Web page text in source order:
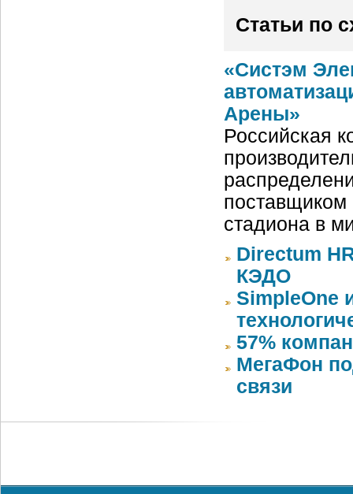
Статьи по
«Систэм
Арены»
Российская
поставщиком
стадиона в
Directum
КЭДО
SimpleOne
57%
МегаФон
связи